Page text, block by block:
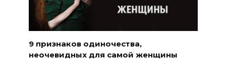
9 признаков одиночества,
неочевидных для самой женщины